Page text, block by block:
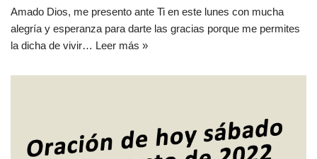
Amado Dios, me presento ante Ti en este lunes con mucha
alegría y esperanza para darte las gracias porque me permites
la dicha de vivir… Leer más »